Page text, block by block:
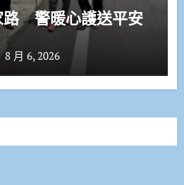
路 警暖心護送平安
8 月 6, 2026